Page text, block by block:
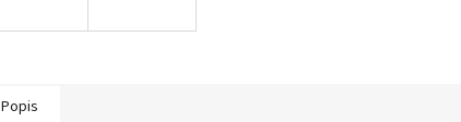
Popis